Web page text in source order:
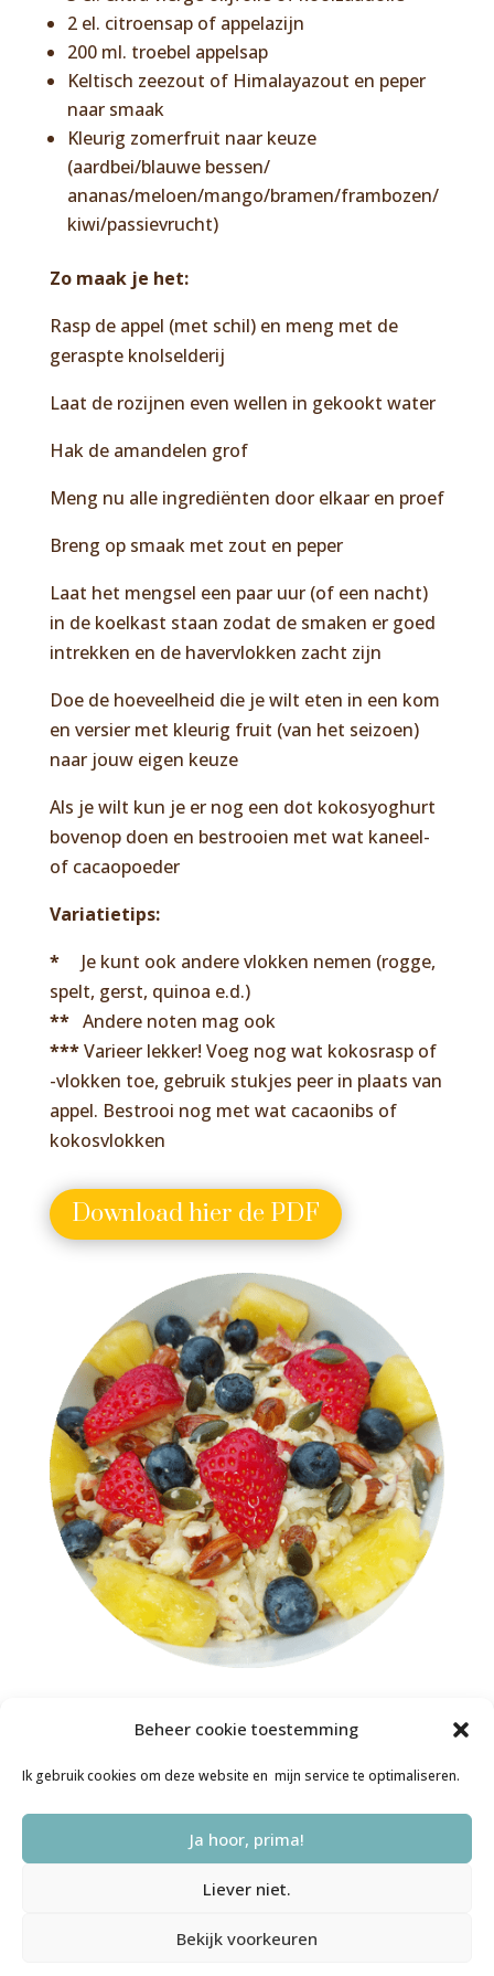
Beheer cookie toestemming
Ik gebruik cookies om deze website en mijn service te optimaliseren.
Ja hoor, prima!
Liever niet.
Bekijk voorkeuren
2 el. citroensap of appelazijn
200 ml. troebel appelsap
Keltisch zeezout of Himalayazout en peper
naar smaak
Kleurig zomerfruit naar keuze
(aardbei/blauwe bessen/
ananas/meloen/mango/bramen/frambozen/
kiwi/passievrucht)
Zo maak je het:
Rasp de appel (met schil) en meng met de
geraspte knolselderij
Laat de rozijnen even wellen in gekookt water
Hak de amandelen grof
Meng nu alle ingrediënten door elkaar en proef
Breng op smaak met zout en peper
Laat het mengsel een paar uur (of een nacht)
in de koelkast staan zodat de smaken er goed
intrekken en de havervlokken zacht zijn
Doe de hoeveelheid die je wilt eten in een kom
en versier met kleurig fruit (van het seizoen)
naar jouw eigen keuze
Als je wilt kun je er nog een dot kokosyoghurt
bovenop doen en bestrooien met wat kaneel-
of cacaopoeder
Variatietips:
*Je kunt ook andere vlokken nemen (rogge,
spelt, gerst, quinoa e.d.)
**Andere noten mag ook
***Varieer lekker! Voeg nog wat kokosrasp of
-vlokken toe, gebruik stukjes peer in plaats van
appel. Bestrooi nog met wat cacaonibs of
kokosvlokken
Download hier de PDF
Algemene Voorwaarden Privacyverklaring Disclaimer
Cookiebeleid (EU)